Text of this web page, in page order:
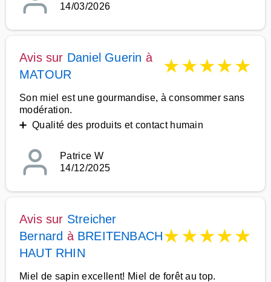
14/03/2026
Avis sur Daniel Guerin à
MATOUR
★★★★★
Son miel est une gourmandise, à consommer sans
modération.
➕ Qualité des produits et contact humain
Patrice W
14/12/2025
Avis sur Streicher
Bernard à BREITENBACH
HAUT RHIN
★★★★★
Miel de sapin excellent! Miel de forêt au top.